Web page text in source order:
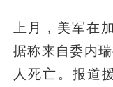
上月，美军在
据称来自委内
人死亡。报道